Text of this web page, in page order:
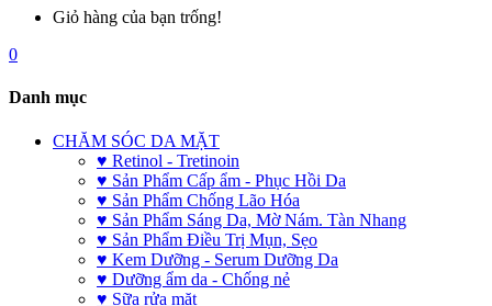
Giỏ hàng của bạn trống!
0
Danh mục
CHĂM SÓC DA MẶT
♥ Retinol - Tretinoin
♥ Sản Phẩm Cấp ẩm - Phục Hồi Da
♥ Sản Phẩm Chống Lão Hóa
♥ Sản Phẩm Sáng Da, Mờ Nám. Tàn Nhang
♥ Sản Phẩm Điều Trị Mụn, Sẹo
♥ Kem Dưỡng - Serum Dưỡng Da
♥ Dưỡng ẩm da - Chống nẻ
♥ Sữa rửa mặt